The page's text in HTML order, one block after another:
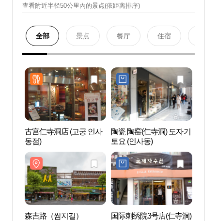
查看附近半径50公里內的景点(依距离排序)
全部 景点 餐厅 住宿
古宫仁寺洞店 (고궁 인사
동점)
陶瓷 陶窑(仁寺洞) 도자기
토요 (인사동)
森吉路（쌈지길）
国际刺绣院3号店(仁寺洞)